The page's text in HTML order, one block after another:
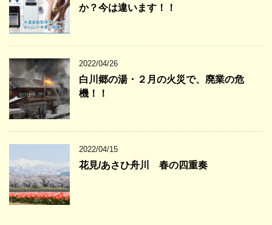
か？今は違います！！
2022/04/26
白川郷の湯・２月の火災で、廃業の危
機！！
2022/04/15
花見/あさひ舟川 春の四重奏